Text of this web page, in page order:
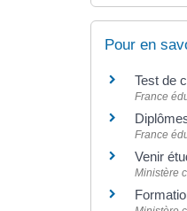
Pour en
Test de
France
France
Venir
Ministère